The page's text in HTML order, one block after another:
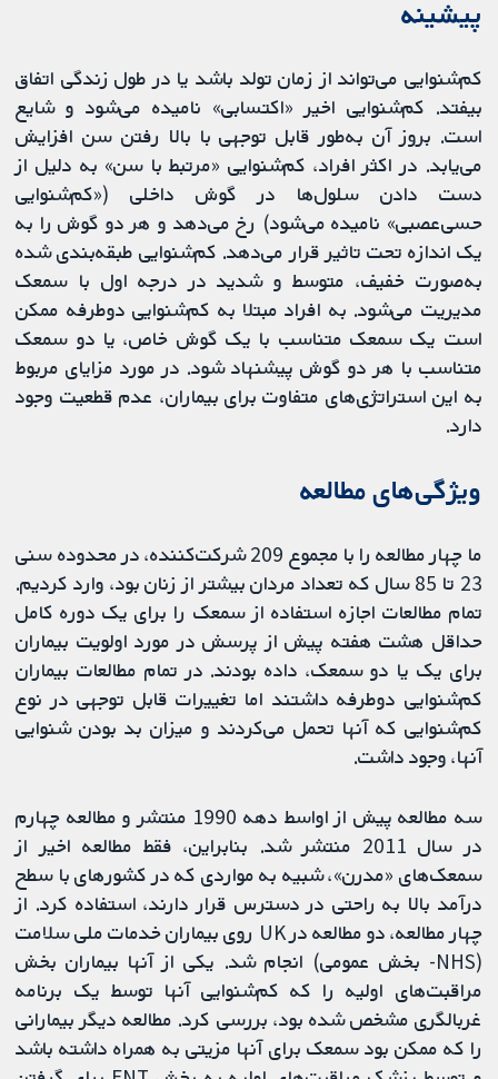
پیشینه
کم‌شنوایی می‌تواند از زمان تولد باشد یا در طول زندگی اتفاق
بیفتد. کم‌شنوایی اخیر «اکتسابی» نامیده‌ می‌شود و شایع
است. بروز آن به‌طور قابل توجهی با بالا رفتن سن افزایش
می‌یابد. در اکثر افراد، کم‌شنوایی «مرتبط با سن» به دلیل از
دست دادن سلول‌ها در گوش داخلی («کم‌شنوایی
حسی‌عصبی» نامیده می‌شود) رخ می‌دهد و هر دو گوش را به
یک اندازه تحت تاثیر قرار می‌دهد. کم‌شنوایی طبقه‌بندی شده
به‌صورت خفیف، متوسط و شدید در درجه اول با سمعک
مدیریت می‌شود. به افراد مبتلا به کم‌شنوایی دوطرفه ممکن
است یک سمعک متناسب با یک گوش خاص، یا دو سمعک
متناسب با هر دو گوش پیشنهاد شود. در مورد مزایای مربوط
به این استراتژی‌های متفاوت برای بیماران، عدم قطعیت وجود
دارد.
ویژگی‌های مطالعه
ما چهار مطالعه را با مجموع 209 شرکت‌کننده، در محدوده سنی
23 تا 85 سال که تعداد مردان بیشتر از زنان بود، وارد کردیم.
تمام مطالعات اجازه استفاده از سمعک را برای یک دوره کامل
حداقل هشت هفته پیش از پرسش در مورد اولویت بیماران
برای یک یا دو سمعک، داده بودند. در تمام مطالعات بیماران
کم‌شنوایی دوطرفه داشتند اما تغییرات قابل توجهی در نوع
کم‌شنوایی که آنها تحمل می‌کردند و میزان بد بودن شنوایی
آنها، وجود داشت.
سه مطالعه پیش از اواسط دهه 1990 منتشر و مطالعه چهارم
در سال 2011 منتشر شد. بنابراین، فقط مطالعه اخیر از
سمعک‌های «مدرن»، شبیه به مواردی که در کشورهای با سطح
درآمد بالا به راحتی در دسترس قرار دارند، استفاده کرد. از
چهار مطالعه، دو مطالعه در UK روی بیماران خدمات ملی سلامت
(NHS- بخش عمومی) انجام شد. یکی از آنها بیماران بخش
مراقبت‌های اولیه را که کم‌شنوایی آنها توسط یک برنامه
غربالگری مشخص شده بود، بررسی کرد. مطالعه دیگر بیمارانی
را که ممکن بود سمعک برای آنها مزیتی به همراه داشته باشد